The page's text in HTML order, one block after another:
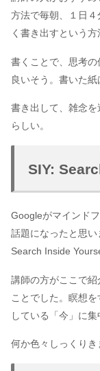
方法で毎朝、１日
く書き出すという方
書くことで、思考
良いそう。書いた
書き出して、雑念を
らしい。
SIY:
Googleがマインド
話題になったと思い
Search Inside
講師の方がここで紹
ことでした。瞑想
している「今」に
何か色々しっくり